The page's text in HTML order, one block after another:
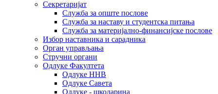
Секретаријат
Служба за опште послове
Служба за наставу и студентска питања
Служба за материјално-финансијске послове
Избор наставника и сарадника
Oрган управљања
Стручни органи
Одлуке Факултета
Одлуке ННВ
Одлуке Савета
Одлуке - школарина